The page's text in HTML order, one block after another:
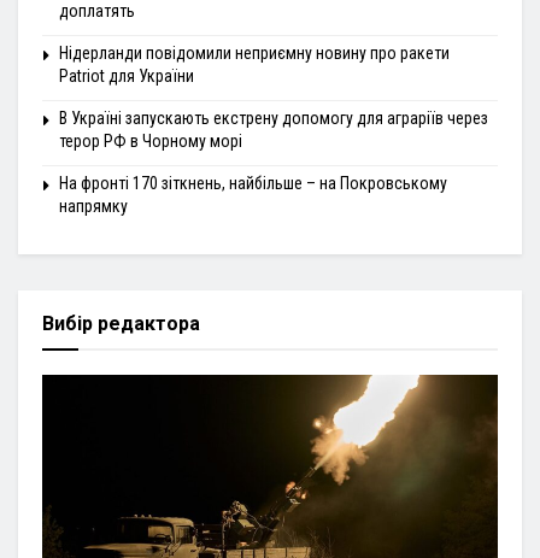
доплатять
Нідерланди повідомили неприємну новину про ракети
Patriot для України
В Україні запускають екстрену допомогу для аграріїв через
терор РФ в Чорному морі
На фронті 170 зіткнень, найбільше – на Покровському
напрямку
Вибір редактора